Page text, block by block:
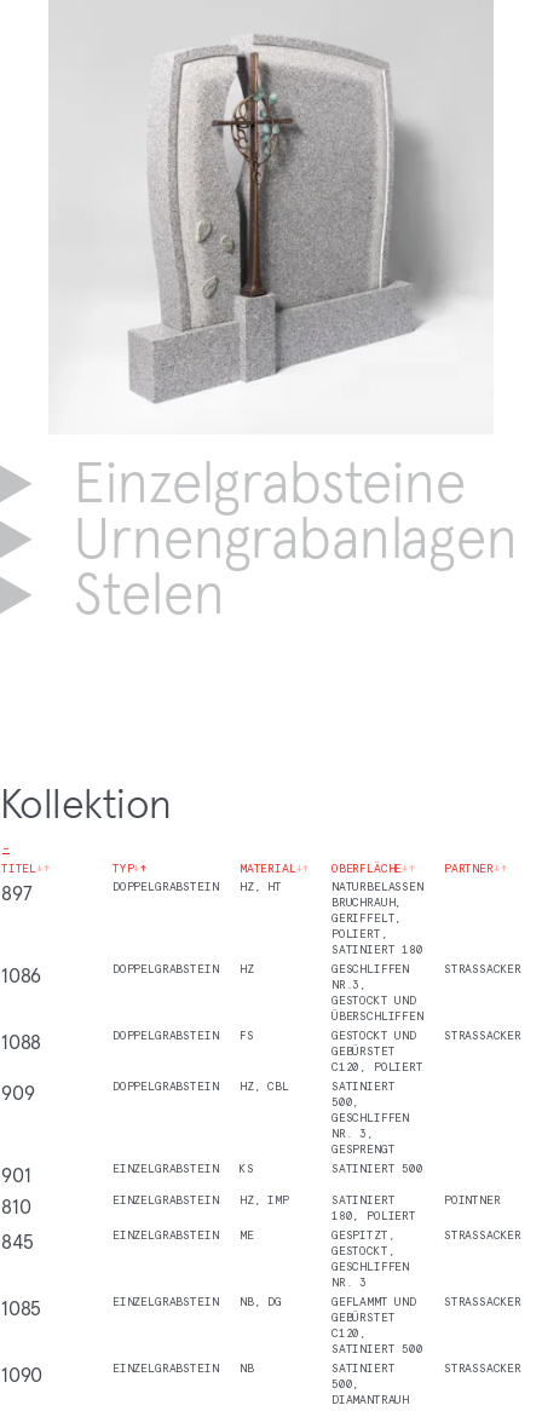
Einzelgrabsteine
Urnengrabanlagen
Stelen
Kollektion
−
TITEL↓↑ TYP↓↑ MATERIAL↓↑ OBERFLÄCHE↓↑ PARTNER↓↑
897 DOPPELGRABSTEIN HZ, HT
NATURBELASSEN
BRUCHRAUH,
GERIFFELT,
POLIERT,
SATINIERT 180
1086 DOPPELGRABSTEIN HZ
GESCHLIFFEN
NR.3,
GESTOCKT UND
ÜBERSCHLIFFEN
STRASSACKER
1088 DOPPELGRABSTEIN FS
GESTOCKT UND
GEBÜRSTET
C120, POLIERT
STRASSACKER
909 DOPPELGRABSTEIN HZ, CBL
SATINIERT
500,
GESCHLIFFEN
NR. 3,
GESPRENGT
901 EINZELGRABSTEIN KS SATINIERT 500
810 EINZELGRABSTEIN HZ, IMP
SATINIERT
180, POLIERT
POINTNER
845 EINZELGRABSTEIN ME
GESPITZT,
GESTOCKT,
GESCHLIFFEN
NR. 3
STRASSACKER
1085 EINZELGRABSTEIN NB, DG
GEFLAMMT UND
GEBÜRSTET
C120,
SATINIERT 500
STRASSACKER
1090 EINZELGRABSTEIN NB
SATINIERT
500,
DIAMANTRAUH
STRASSACKER